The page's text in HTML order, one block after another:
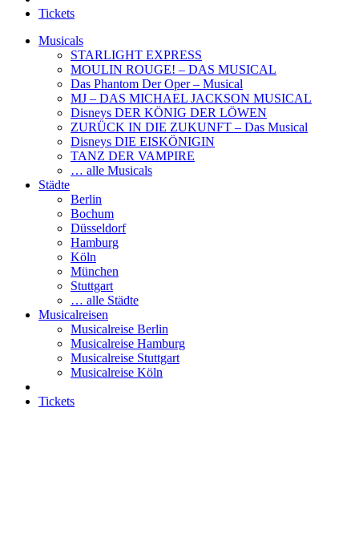
Tickets
Musicals
STARLIGHT EXPRESS
MOULIN ROUGE! – DAS MUSICAL
Das Phantom Der Oper – Musical
MJ – DAS MICHAEL JACKSON MUSICAL
Disneys DER KÖNIG DER LÖWEN
ZURÜCK IN DIE ZUKUNFT – Das Musical
Disneys DIE EISKÖNIGIN
TANZ DER VAMPIRE
… alle Musicals
Städte
Berlin
Bochum
Düsseldorf
Hamburg
Köln
München
Stuttgart
… alle Städte
Musicalreisen
Musicalreise Berlin
Musicalreise Hamburg
Musicalreise Stuttgart
Musicalreise Köln
Tickets